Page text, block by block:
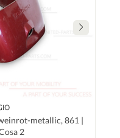
metallic, 861 |
2